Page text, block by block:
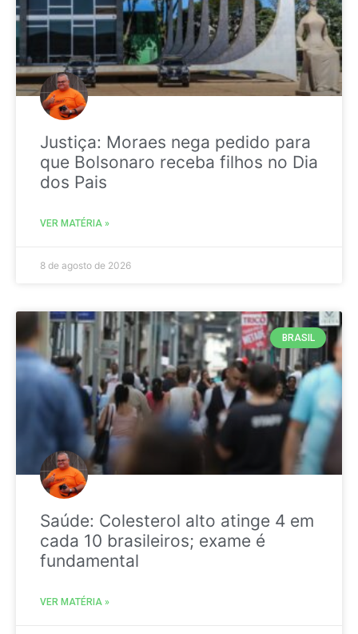
Justiça: Moraes nega pedido para
que Bolsonaro receba filhos no Dia
dos Pais
VER MATÉRIA »
8 de agosto de 2026
BRASIL
Saúde: Colesterol alto atinge 4 em
cada 10 brasileiros; exame é
fundamental
VER MATÉRIA »